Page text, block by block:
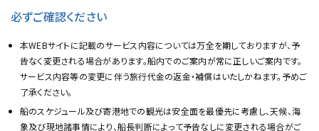
必ずご確認ください
本WEBサイトに記載のサービス内容については万全を期しておりますが、予
告なく変更される場合があります。船内でのご案内が常に正しいご案内です。
サービス内容等の変更に伴う旅行代金の返金・補償はいたしかねます。予めご
了承ください。
船のスケジュール及び寄港地での観光は安全面を最優先に考慮し、天候、海
象及び現地諸事情により、船長判断によって予告なしに変更される場合がご